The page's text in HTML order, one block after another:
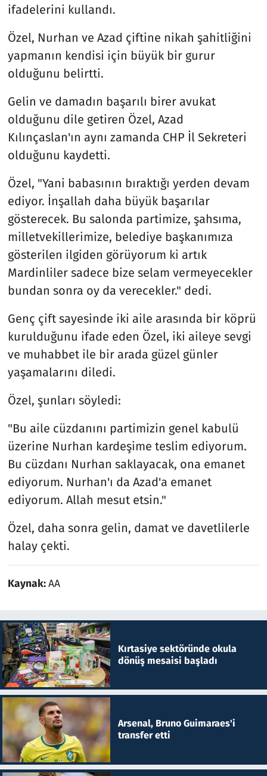
ifadelerini kullandı.
Özel, Nurhan ve Azad çiftine nikah şahitliğini
yapmanın kendisi için büyük bir gurur
olduğunu belirtti.
Gelin ve damadın başarılı birer avukat
olduğunu dile getiren Özel, Azad
Kılınçaslan'ın aynı zamanda CHP İl Sekreteri
olduğunu kaydetti.
Özel, "Yani babasının bıraktığı yerden devam
ediyor. İnşallah daha büyük başarılar
gösterecek. Bu salonda partimize, şahsıma,
milletvekillerimize, belediye başkanımıza
gösterilen ilgiden görüyorum ki artık
Mardinliler sadece bize selam vermeyecekler
bundan sonra oy da verecekler." dedi.
Genç çift sayesinde iki aile arasında bir köprü
kurulduğunu ifade eden Özel, iki aileye sevgi
ve muhabbet ile bir arada güzel günler
yaşamalarını diledi.
Özel, şunları söyledi:
"Bu aile cüzdanını partimizin genel kabulü
üzerine Nurhan kardeşime teslim ediyorum.
Bu cüzdanı Nurhan saklayacak, ona emanet
ediyorum. Nurhan'ı da Azad'a emanet
ediyorum. Allah mesut etsin."
Özel, daha sonra gelin, damat ve davetlilerle
halay çekti.
Kaynak:AA
Kırtasiye sektöründe okula
dönüş mesaisi başladı
Arsenal, Bruno Guimaraes'i
transfer etti